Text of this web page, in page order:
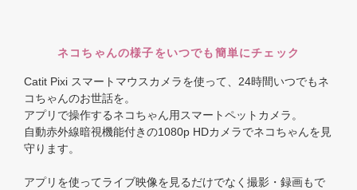
ネコちゃんの様子をいつでも簡単にチェック
Catit Pixi スマートマウスカメラを使って、24時間いつでもネ
コちゃんのお世話を。
アプリで操作するネコちゃん用スマートペットカメラ。
自動赤外線暗視機能付きの1080p HDカメラでネコちゃんを見
守ります。
アプリを使ってライブ映像を見るだけでなく撮影・録画もで